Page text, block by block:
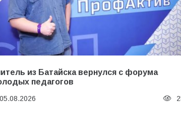
из Батайска вернулся с форума
педагогов
05.08.2026